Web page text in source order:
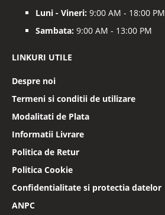
Luni - Vineri: 9:00 AM - 18:00 PM
Sambata: 9:00 AM - 13:00 PM
LINKURI UTILE
Despre noi
Termeni si conditii de utilizare
Modalitati de Plata
Informatii Livrare
Politica de Retur
Politica Cookie
Confidentialitate si protectia datelor
ANPC